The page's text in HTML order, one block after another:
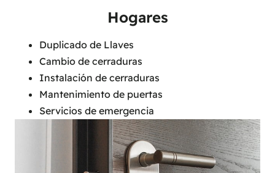
Hogares
Duplicado de Llaves
Cambio de cerraduras
Instalación de cerraduras
Mantenimiento de puertas
Servicios de emergencia